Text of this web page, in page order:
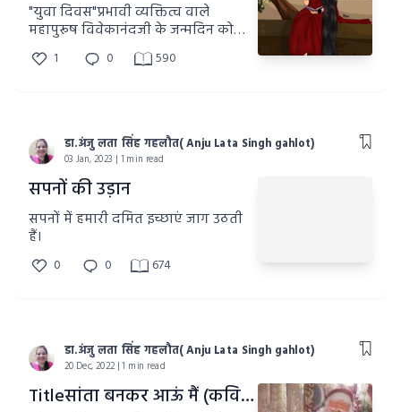
"युवा दिवस"प्रभावी व्यक्तित्व वाले
महापुरूष विवेकानंदजी के जन्मदिन को
लोकप्रिय बनाता है। युवा पीढ़ी ही देश
की कर्णधार है।
1 0 590
डा.अंजु लता सिंह गहलौत( Anju Lata Singh gahlot)
03 Jan, 2023 | 1 min read
सपनों की उड़ान
सपनों में हमारी दमित इच्छाएं जाग उठती
हैं।
0 0 674
डा.अंजु लता सिंह गहलौत( Anju Lata Singh gahlot)
20 Dec, 2022 | 1 min read
Titleसांता बनकर आऊं मैं (कविता)